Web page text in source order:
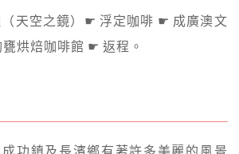
天空之鏡）☛ 浮定咖啡 ☛ 成廣澳文
烘焙咖啡館 ☛ 返程。
功鎮及長濱鄉有著許多美麗的風景